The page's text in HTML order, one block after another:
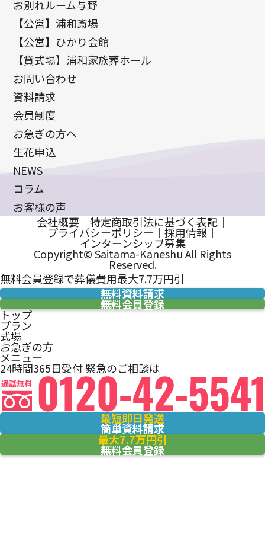
お別れルーム与野
【公営】浦和斎場
【公営】ひかり会館
【貸式場】浦和家族葬ホール
お問い合わせ
資料請求
会員制度
お急ぎの方へ
生花申込
NEWS
コラム
お客様の声
会社概要 ｜ 特定商取引法に基づく表記 ｜
プライバシーポリシー ｜ 採用情報 ｜
インターンシップ募集
Copyright© Saitama-Kaneshu All Rights
Reserved.
無料会員登録で葬儀費用最大7.7万円引
無料資料請求
無料会員登録
トップ
プラン
式場
お急ぎの方
メニュー
24時間365日受付緊急のご相談は
最短即日発送
簡単資料請求
最大7.7万円引
無料会員登録